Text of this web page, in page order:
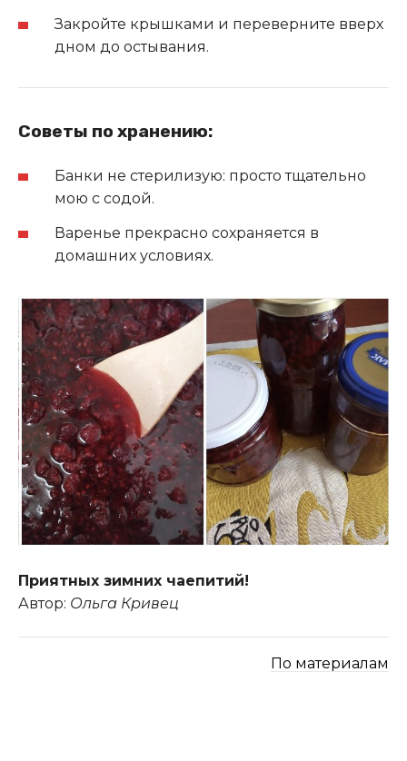
Закройте крышками и переверните вверх
дном до остывания.
Советы по хранению:
Банки не стерилизую: просто тщательно
мою с содой.
Варенье прекрасно сохраняется в
домашних условиях.
Приятных зимних чаепитий!
Автор: Ольга Кривец
По материалам